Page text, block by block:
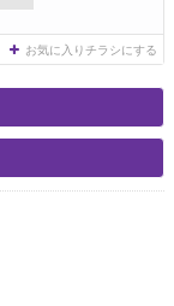
お気に入りチラシにする